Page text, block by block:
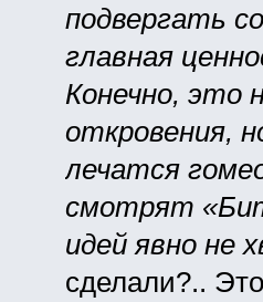
подвергать
главная
Конечно, это
откровения,
лечатся
смотрят
идей явно не
сделали?..